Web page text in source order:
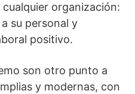
organización:
su personal y
positivo.
son otro punto a
y modernas, con